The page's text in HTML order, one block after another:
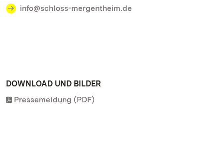
info@schloss-mergentheim.de
DOWNLOAD UND BILDER
Pressemeldung (PDF)